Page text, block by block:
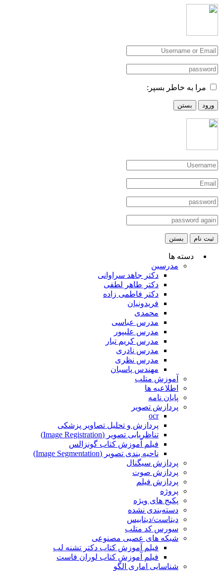
مرا به خاطر بسپر:
ورود بستن
ثبت نام بستن
دسته ها
مدرسین
دکتر جاهد سراوانی
دکتر طاهر لطفی
دکتر فاطمی زاده
فریدونیان
محمدی
مدرس عباسی
مدرس علیپور
مدرس کریم تبار
مدرس نادری
مدرس نظری
مهندس پاسبان
آموزش متلب
اطلاعیه ها
پایان نامه
پردازش تصویر
ocr
پردازش و تحلیل تصاویر پزشکی
تناظریابی تصویر (Image Registration)
فیلم آموزش کتاب گونزالس
ناحیه بندی تصویر (Image Segmentation)
پردازش سیگنال
پردازش صوت
پردازش فیلم
پروژه
پکیج های ویژه
دسته‌بندی نشده
دیتاست/دیتابیس
سورس کد متلب
شبکه های عصبی مصنوعی
فیلم آموزش کتاب دکتر تشنه لب
فیلم آموزش کتاب لوران فاست
شناسایی اماری الگو